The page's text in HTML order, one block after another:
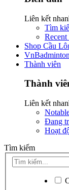
Liên kết
Tìm
Recent
Shop Cầu
Thành viên
Thành
Liên kết
Đang
Hoạt
Tìm kiếm